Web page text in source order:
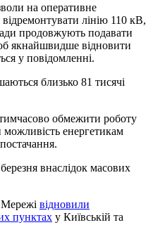
на оперативне
лінію 110 кВ,
продовжують подавати
якнайшвидше відновити
у повідомленні.
близько 81 тисячі
обмежити роботу
енергетикам
внаслідок масових
відновили
пунктах у Київській та